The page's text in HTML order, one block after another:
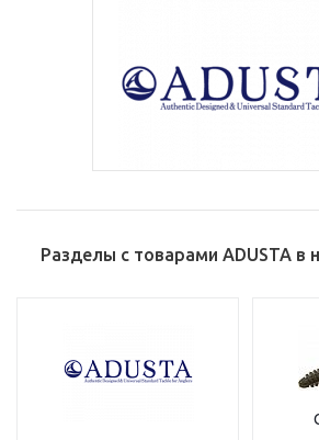
Разделы с товарами ADUSTA в